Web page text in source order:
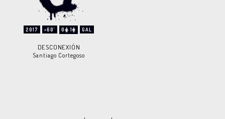
2017 >60' 0 1 GAL
DESCONEXIÓN
Santiago Cortegoso